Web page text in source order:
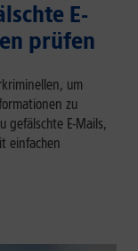
E-
prüfen
um
zu
gefälschte E-Mails,
einfachen